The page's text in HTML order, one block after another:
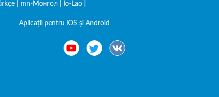
mn-Монгол lo-Lao
Aplicații pentru iOS și Android